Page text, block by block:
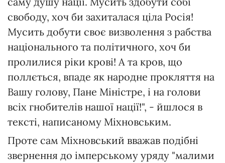
свободу, хоч би захиталася ціла Росія!
Мусить добути своє визволення з рабства
національного та політичного, хоч би
пролилися ріки крові! А та кров, що
поллється, впаде як народне прокляття на
Вашу голову, Пане Міністре, і на голови
всіх гнобителів нашої нації!", - йшлося в
тексті, написаному Міхновським.
Проте сам Міхновський вважав подібні
звернення до імперському уряду "малими